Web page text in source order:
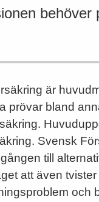
är
prövar bland
Svensk
till
att även
och